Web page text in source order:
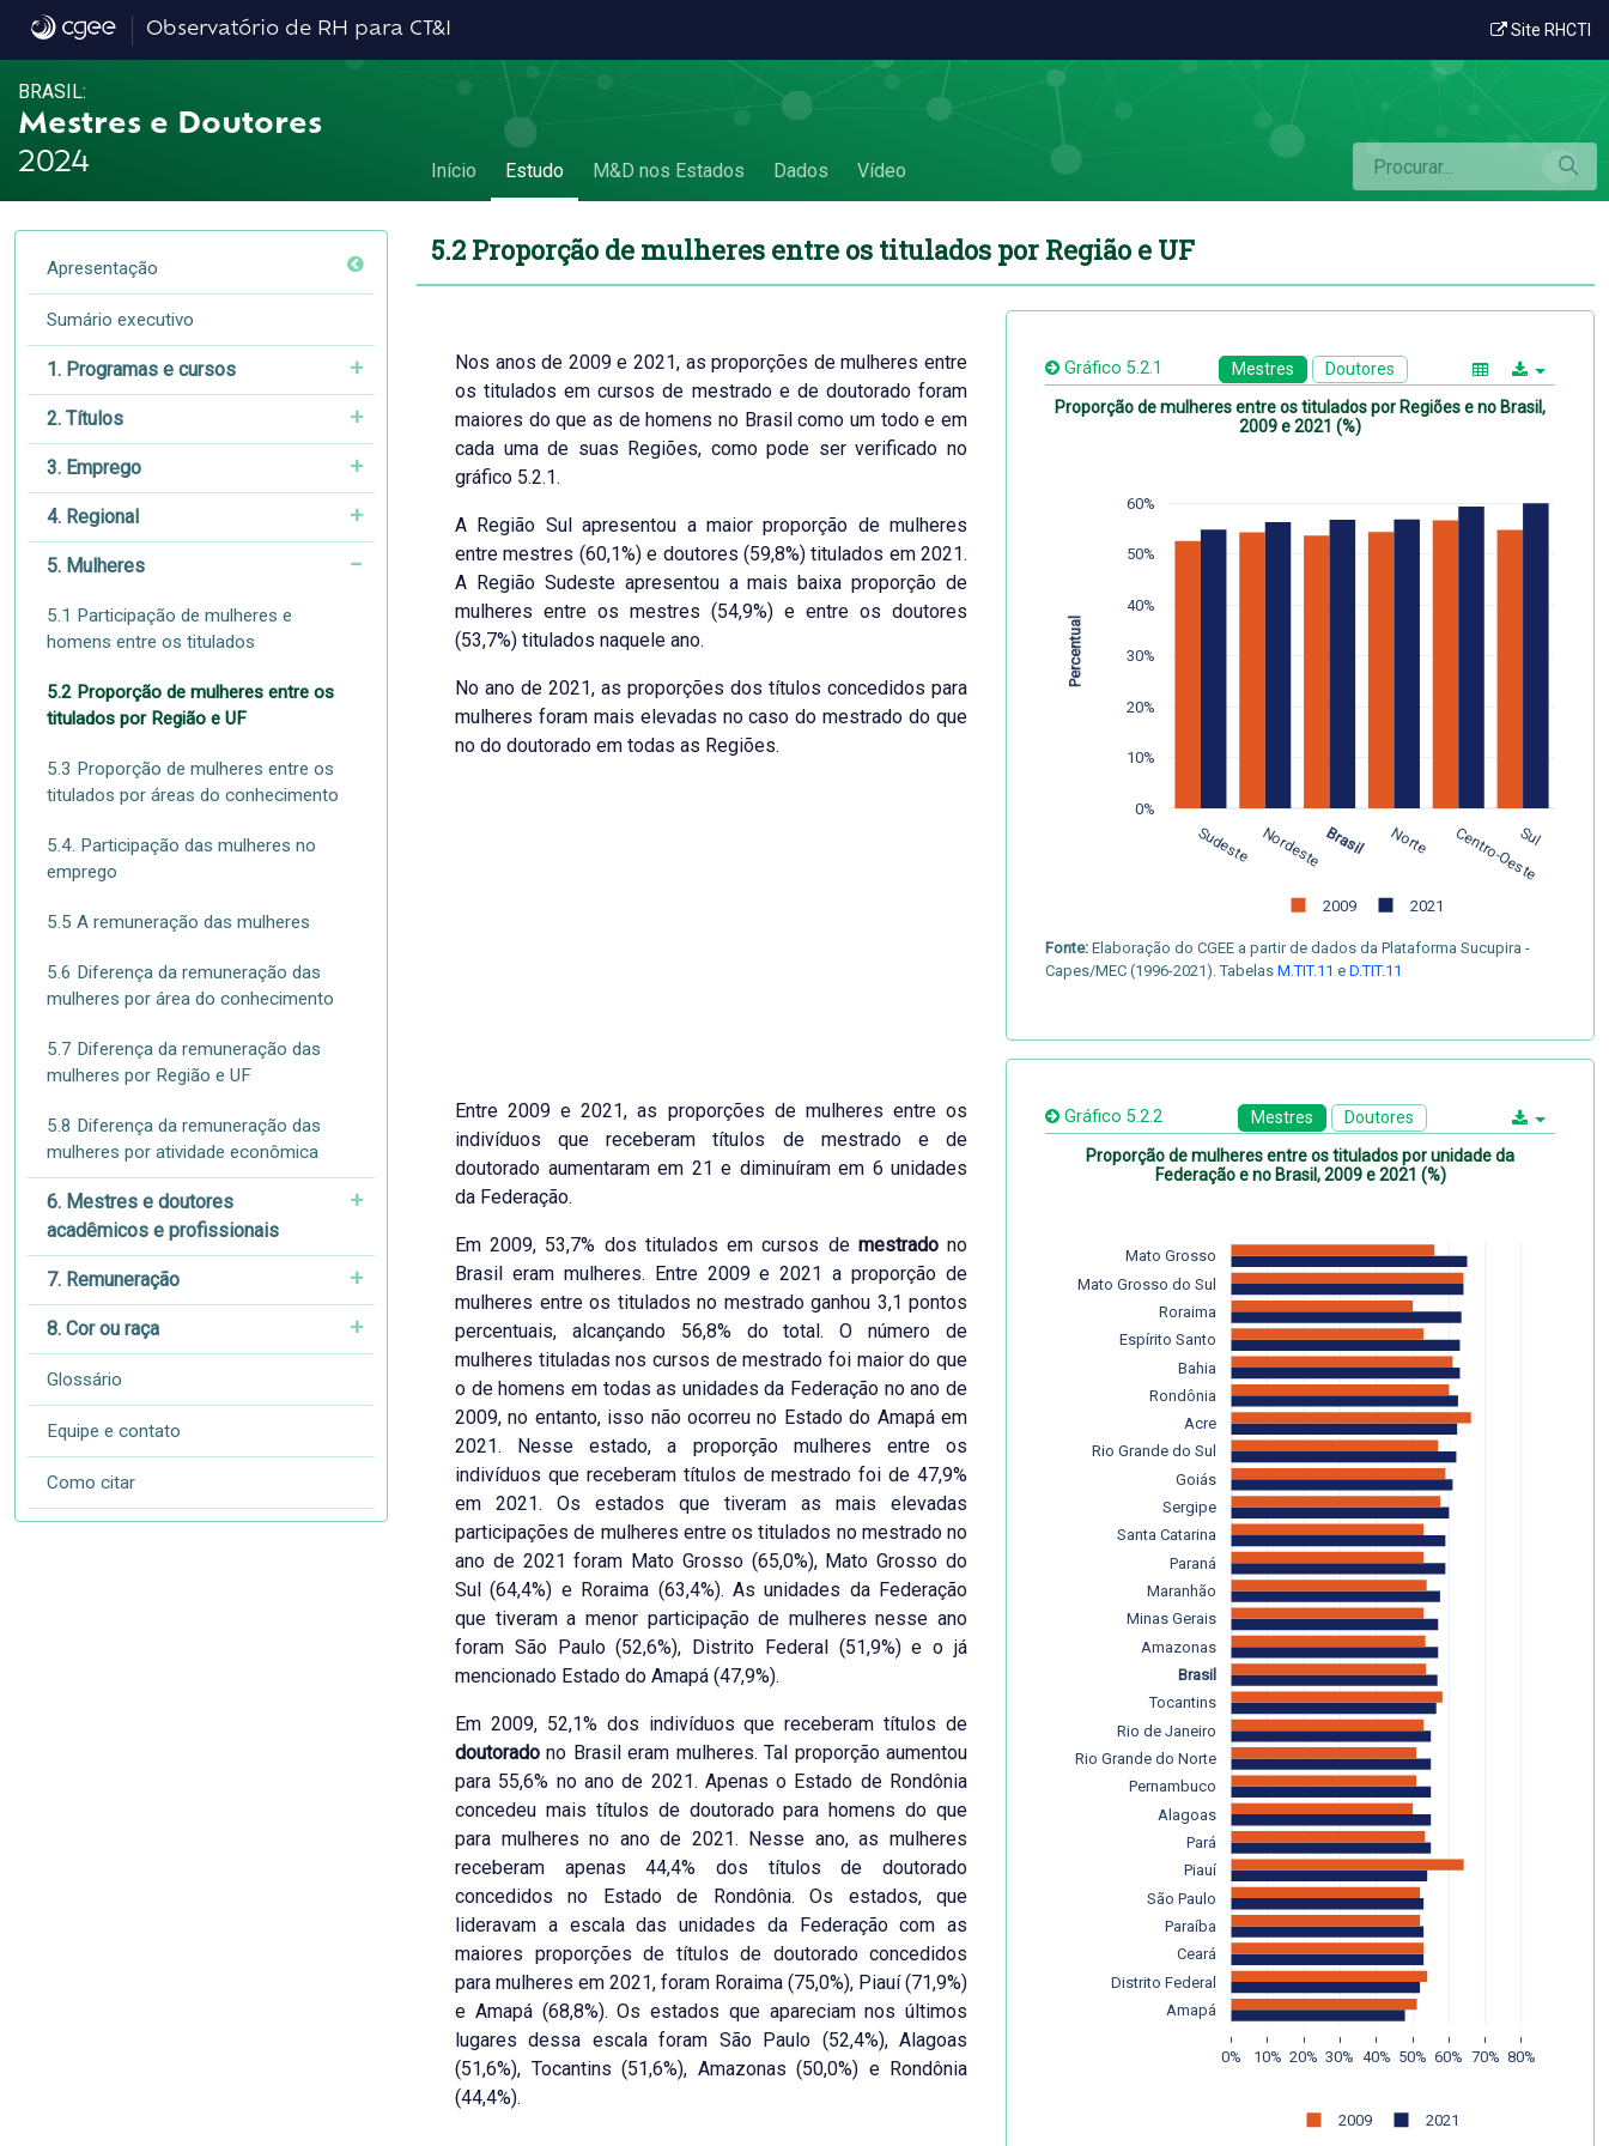
5.2 Proporção de mulheres entre os titulados por Região e UF - 5.2 Proporção de mulheres entre os titulados por Região e UF
Observatório de RH para CT&I Site RHCTI
BRASIL:
Mestres e Doutores
2024
Início Estudo M&D nos Estados Dados Vídeo
Apresentação
Sumário executivo
1. Programas e cursos
2. Títulos
3. Emprego
4. Regional
5. Mulheres
5.1 Participação de mulheres e
homens entre os titulados
5.2 Proporção de mulheres entre os
titulados por Região e UF
5.3 Proporção de mulheres entre os
titulados por áreas do conhecimento
5.4. Participação das mulheres no
emprego
5.5 A remuneração das mulheres
5.6 Diferença da remuneração das
mulheres por área do conhecimento
5.7 Diferença da remuneração das
mulheres por Região e UF
5.8 Diferença da remuneração das
mulheres por atividade econômica
6. Mestres e doutores
acadêmicos e profissionais
7. Remuneração
8. Cor ou raça
Glossário
Equipe e contato
Como citar
5.2 Proporção de mulheres entre os titulados por Região e UF
Nos anos de 2009 e 2021, as proporções de mulheres entre
os titulados em cursos de mestrado e de doutorado foram
maiores do que as de homens no Brasil como um todo e em
cada uma de suas Regiões, como pode ser verificado no
gráfico 5.2.1.
A Região Sul apresentou a maior proporção de mulheres
entre mestres (60,1%) e doutores (59,8%) titulados em 2021.
A Região Sudeste apresentou a mais baixa proporção de
mulheres entre os mestres (54,9%) e entre os doutores
(53,7%) titulados naquele ano.
No ano de 2021, as proporções dos títulos concedidos para
mulheres foram mais elevadas no caso do mestrado do que
no do doutorado em todas as Regiões.
Gráfico 5.2.1 Mestres Doutores
Proporção de mulheres entre os titulados por Regiões e no Brasil,
2009 e 2021 (%)
Sudeste Nordeste Brasil Norte Centro-Oeste
Sul
0%
10%
20%
30%
40%
50%
60%
2009 2021
Percentual
Fonte: Elaboração do CGEE a partir de dados da Plataforma Sucupira -
Capes/MEC (1996-2021). Tabelas M.TIT.11 e D.TIT.11
Entre 2009 e 2021, as proporções de mulheres entre os
indivíduos que receberam títulos de mestrado e de
doutorado aumentaram em 21 e diminuíram em 6 unidades
da Federação.
Em 2009, 53,7% dos titulados em cursos de mestradono
Brasil eram mulheres. Entre 2009 e 2021 a proporção de
mulheres entre os titulados no mestrado ganhou 3,1 pontos
percentuais, alcançando 56,8% do total. O número de
mulheres tituladas nos cursos de mestrado foi maior do que
o de homens em todas as unidades da Federação no ano de
2009, no entanto, isso não ocorreu no Estado do Amapá em
2021. Nesse estado, a proporção mulheres entre os
indivíduos que receberam títulos de mestrado foi de 47,9%
em 2021. Os estados que tiveram as mais elevadas
participações de mulheres entre os titulados no mestrado no
ano de 2021 foram Mato Grosso (65,0%), Mato Grosso do
Sul (64,4%) e Roraima (63,4%). As unidades da Federação
que tiveram a menor participação de mulheres nesse ano
foram São Paulo (52,6%), Distrito Federal (51,9%) e o já
mencionado Estado do Amapá (47,9%).
Em 2009, 52,1% dos indivíduos que receberam títulos de
doutorado no Brasil eram mulheres. Tal proporção aumentou
para 55,6% no ano de 2021. Apenas o Estado de Rondônia
concedeu mais títulos de doutorado para homens do que
para mulheres no ano de 2021. Nesse ano, as mulheres
receberam apenas 44,4% dos títulos de doutorado
concedidos no Estado de Rondônia. Os estados, que
lideravam a escala das unidades da Federação com as
maiores proporções de títulos de doutorado concedidos
para mulheres em 2021, foram Roraima (75,0%), Piauí (71,9%)
e Amapá (68,8%). Os estados que apareciam nos últimos
lugares dessa escala foram São Paulo (52,4%), Alagoas
(51,6%), Tocantins (51,6%), Amazonas (50,0%) e Rondônia
(44,4%).
Gráfico 5.2.2 Mestres Doutores
Proporção de mulheres entre os titulados por unidade da
Federação e no Brasil, 2009 e 2021 (%)
0% 10% 20% 30% 40% 50% 60% 70% 80%
Amapá
Distrito Federal
Ceará
Paraíba
São Paulo
Piauí
Pará
Alagoas
Pernambuco
Rio Grande do Norte
Rio de Janeiro
Tocantins
Brasil
Amazonas
Minas Gerais
Maranhão
Paraná
Santa Catarina
Sergipe
Goiás
Rio Grande do Sul
Acre
Rondônia
Bahia
Espírito Santo
Roraima
Mato Grosso do Sul
Mato Grosso
2009 2021